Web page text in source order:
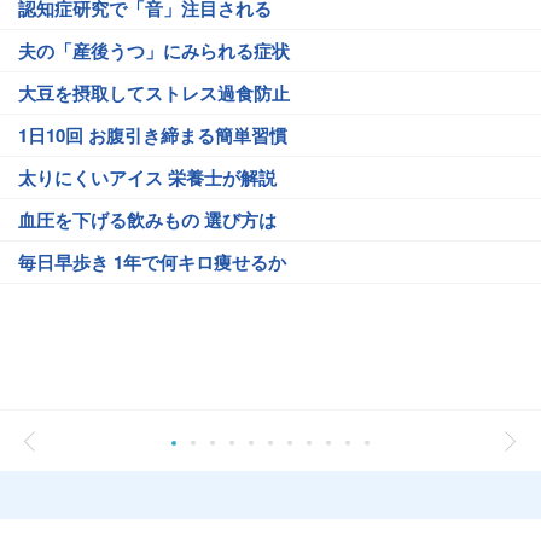
認知症研究で「音」注目される
夫の「産後うつ」にみられる症状
大豆を摂取してストレス過食防止
1日10回 お腹引き締まる簡単習慣
太りにくいアイス 栄養士が解説
血圧を下げる飲みもの 選び方は
毎日早歩き 1年で何キロ痩せるか